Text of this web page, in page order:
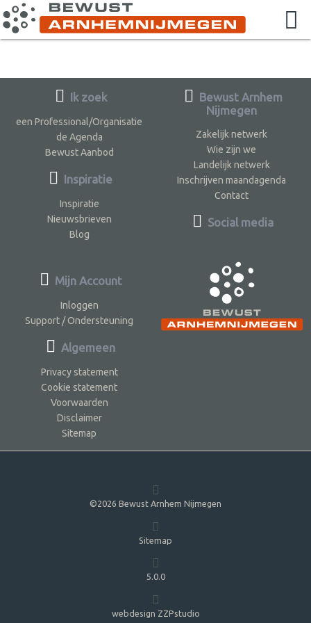
Ik zoek
een Professional/Organisatie
de Agenda
Bewust Aanbod
Inspiratie
Inspiratie
Nieuwsbrieven
Blog
Bewust Arnhem
Nijmegen
Zakelijk netwerk
Wie zijn we
Landelijk netwerk
Inschrijven maandagenda
Contact
Social media
Mijn Account
Inloggen
Support / Ondersteuning
Algemeen
Privacy statement
Cookie statement
Voorwaarden
Disclaimer
Sitemap
©2026 Bewust Arnhem Nijmegen
Sitemap
5.0.0
webdesign ZZPstudio